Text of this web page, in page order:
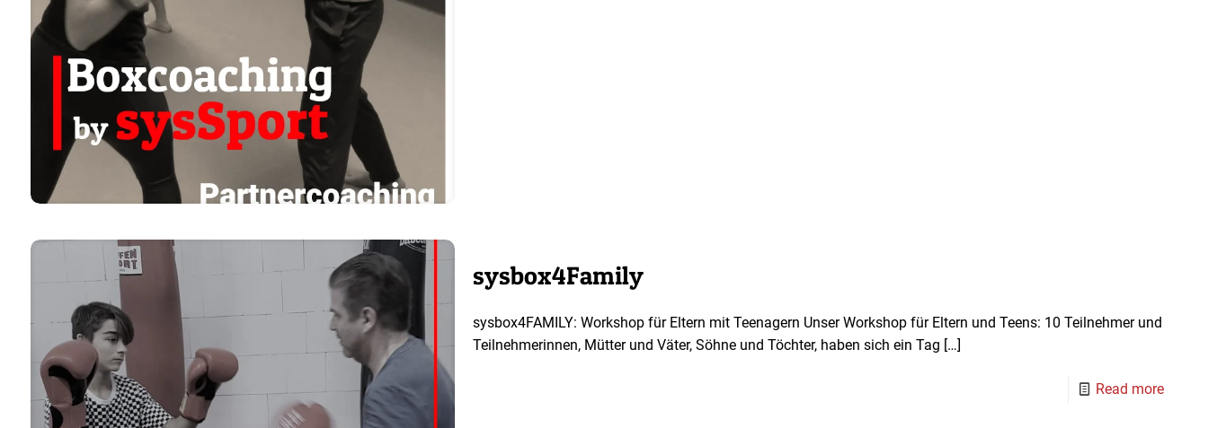
sysbox4Family
sysbox4FAMILY: Workshop für Eltern mit Teenagern Unser Workshop für Eltern und Teens: 10 Teilnehmer und
Teilnehmerinnen, Mütter und Väter, Söhne und Töchter, haben sich ein Tag […]
Read more